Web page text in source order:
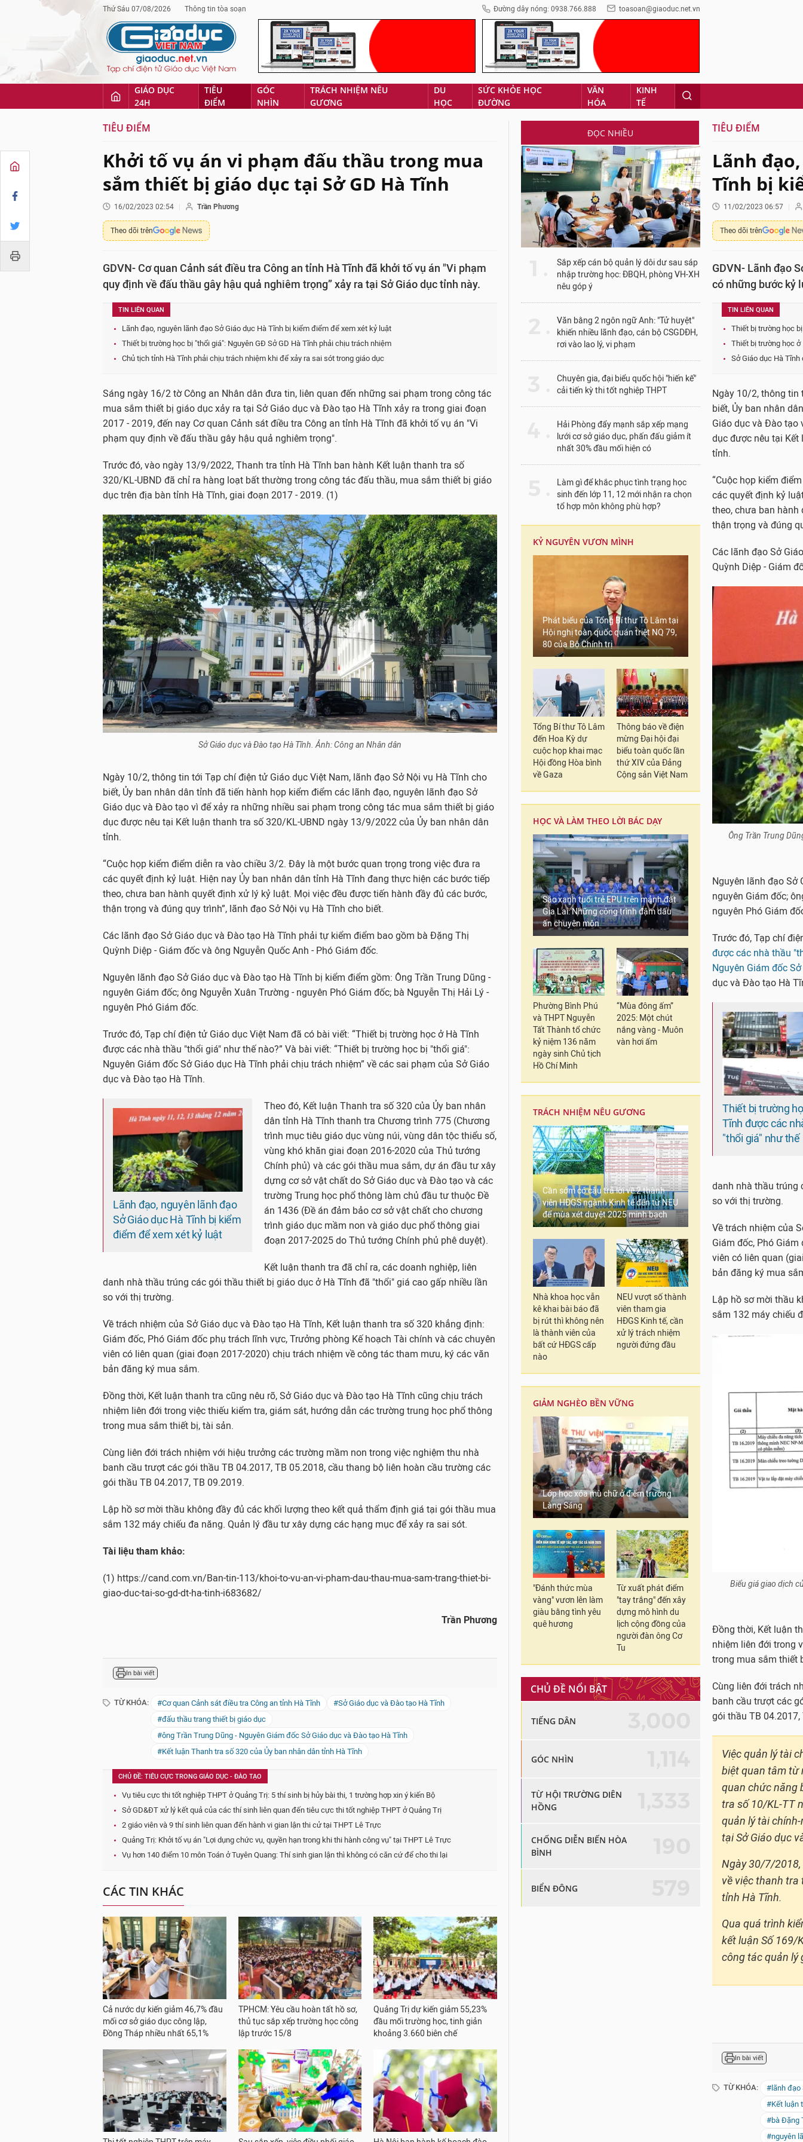
Thứ Sáu 07/08/2026 Thông tin tòa soạn Đường dây nóng: 0938.766.888 toasoan@giaoduc.net.vn
GIÁO DỤC
24H
TIÊU
ĐIỂM
GÓC
NHÌN
TRÁCH NHIỆM NÊU
GƯƠNG
DU
HỌC
SỨC KHỎE HỌC
ĐƯỜNG
VĂN
HÓA
KINH
TẾ
TIÊU ĐIỂM
Khởi tố vụ án vi phạm đấu thầu trong mua
sắm thiết bị giáo dục tại Sở GD Hà Tĩnh
16/02/2023 02:54 Trần Phương
Theo dõi trên
GDVN- Cơ quan Cảnh sát điều tra Công an tỉnh Hà Tĩnh đã khởi tố vụ án "Vi phạm
quy định về đấu thầu gây hậu quả nghiêm trọng” xảy ra tại Sở Giáo dục tỉnh này.
TIN LIÊN QUAN
Lãnh đạo, nguyên lãnh đạo Sở Giáo dục Hà Tĩnh bị kiểm điểm để xem xét kỷ luật
Thiết bị trường học bị "thổi giá": Nguyên GĐ Sở GD Hà Tĩnh phải chịu trách nhiệm
Chủ tịch tỉnh Hà Tĩnh phải chịu trách nhiệm khi để xảy ra sai sót trong giáo dục
Sáng ngày 16/2 tờ Công an Nhân dân đưa tin, liên quan đến những sai phạm trong công tác
mua sắm thiết bị giáo dục xảy ra tại Sở Giáo dục và Đào tạo Hà Tĩnh xảy ra trong giai đoạn
2017 - 2019, đến nay Cơ quan Cảnh sát điều tra Công an tỉnh Hà Tĩnh đã khởi tố vụ án "Vi
phạm quy định về đấu thầu gây hậu quả nghiêm trọng".
Trước đó, vào ngày 13/9/2022, Thanh tra tỉnh Hà Tĩnh ban hành Kết luận thanh tra số
320/KL-UBND đã chỉ ra hàng loạt bất thường trong công tác đấu thầu, mua sắm thiết bị giáo
dục trên địa bàn tỉnh Hà Tĩnh, giai đoạn 2017 - 2019. (1)
Sở Giáo dục và Đào tạo Hà Tĩnh. Ảnh: Công an Nhân dân
Ngày 10/2, thông tin tới Tạp chí điện tử Giáo dục Việt Nam, lãnh đạo Sở Nội vụ Hà Tĩnh cho
biết, Ủy ban nhân dân tỉnh đã tiến hành họp kiểm điểm các lãnh đạo, nguyên lãnh đạo Sở
Giáo dục và Đào tạo vì để xảy ra những nhiều sai phạm trong công tác mua sắm thiết bị giáo
dục được nêu tại Kết luận thanh tra số 320/KL-UBND ngày 13/9/2022 của Ủy ban nhân dân
tỉnh.
“Cuộc họp kiểm điểm diễn ra vào chiều 3/2. Đây là một bước quan trọng trong việc đưa ra
các quyết định kỷ luật. Hiện nay Ủy ban nhân dân tỉnh Hà Tĩnh đang thực hiện các bước tiếp
theo, chưa ban hành quyết định xử lý kỷ luật. Mọi việc đều được tiến hành đầy đủ các bước,
thận trọng và đúng quy trình”, lãnh đạo Sở Nội vụ Hà Tĩnh cho biết.
Các lãnh đạo Sở Giáo dục và Đào tạo Hà Tĩnh phải tự kiểm điểm bao gồm bà Đặng Thị
Quỳnh Diệp - Giám đốc và ông Nguyễn Quốc Anh - Phó Giám đốc.
Nguyên lãnh đạo Sở Giáo dục và Đào tạo Hà Tĩnh bị kiểm điểm gồm: Ông Trần Trung Dũng -
nguyên Giám đốc; ông Nguyễn Xuân Trường - nguyên Phó Giám đốc; bà Nguyễn Thị Hải Lý -
nguyên Phó Giám đốc.
Trước đó, Tạp chí điện tử Giáo dục Việt Nam đã có bài viết: “Thiết bị trường học ở Hà Tĩnh
được các nhà thầu "thổi giá" như thế nào?” Và bài viết: “Thiết bị trường học bị "thổi giá":
Nguyên Giám đốc Sở Giáo dục Hà Tĩnh phải chịu trách nhiệm” về các sai phạm của Sở Giáo
dục và Đào tạo Hà Tĩnh.
Lãnh đạo, nguyên lãnh đạo
Sở Giáo dục Hà Tĩnh bị kiểm
điểm để xem xét kỷ luật
Theo đó, Kết luận Thanh tra số 320 của Ủy ban nhân
dân tỉnh Hà Tĩnh thanh tra Chương trình 775 (Chương
trình mục tiêu giáo dục vùng núi, vùng dân tộc thiểu số,
vùng khó khăn giai đoạn 2016-2020 của Thủ tướng
Chính phủ) và các gói thầu mua sắm, dự án đầu tư xây
dựng cơ sở vật chất do Sở Giáo dục và Đào tạo và các
trường Trung học phổ thông làm chủ đầu tư thuộc Đề
án 1436 (Đề án đảm bảo cơ sở vật chất cho chương
trình giáo dục mầm non và giáo dục phổ thông giai
đoạn 2017-2025 do Thủ tướng Chính phủ phê duyệt).
Kết luận thanh tra đã chỉ ra, các doanh nghiệp, liên
danh nhà thầu trúng các gói thầu thiết bị giáo dục ở Hà Tĩnh đã "thổi" giá cao gấp nhiều lần
so với thị trường.
Về trách nhiệm của Sở Giáo dục và Đào tạo Hà Tĩnh, Kết luận thanh tra số 320 khẳng định:
Giám đốc, Phó Giám đốc phụ trách lĩnh vực, Trưởng phòng Kế hoạch Tài chính và các chuyên
viên có liên quan (giai đoạn 2017-2020) chịu trách nhiệm về công tác tham mưu, ký các văn
bản đăng ký mua sắm.
Đồng thời, Kết luận thanh tra cũng nêu rõ, Sở Giáo dục và Đào tạo Hà Tĩnh cũng chịu trách
nhiệm liên đới trong việc thiếu kiểm tra, giám sát, hướng dẫn các trường trung học phổ thông
trong mua sắm thiết bị, tài sản.
Cùng liên đới trách nhiệm với hiệu trưởng các trường mầm non trong việc nghiệm thu nhà
banh cầu trượt các gói thầu TB 04.2017, TB 05.2018, cầu thang bộ liên hoàn cầu trường các
gói thầu TB 04.2017, TB 09.2019.
Lập hồ sơ mời thầu không đầy đủ các khối lượng theo kết quả thẩm định giá tại gói thầu mua
sắm 132 máy chiếu đa năng. Quản lý đầu tư xây dựng các hạng mục để xảy ra sai sót.
Tài liệu tham khảo:
(1) https://cand.com.vn/Ban-tin-113/khoi-to-vu-an-vi-pham-dau-thau-mua-sam-trang-thiet-bi-
giao-duc-tai-so-gd-dt-ha-tinh-i683682/
Trần Phương
In bài viết
TỪ KHÓA: #Cơ quan Cảnh sát điều tra Công an tỉnh Hà Tĩnh
#Sở Giáo dục và Đào tạo Hà Tĩnh
#đấu thầu trang thiết bị giáo dục
#ông Trần Trung Dũng - Nguyên Giám đốc Sở Giáo dục và Đào tạo Hà Tĩnh
#Kết luận Thanh tra số 320 của Ủy ban nhân dân tỉnh Hà Tĩnh
CHỦ ĐỀ: TIÊU CỰC TRONG GIÁO DỤC - ĐÀO TẠO
Vụ tiêu cực thi tốt nghiệp THPT ở Quảng Trị: 5 thí sinh bị hủy bài thi, 1 trường hợp xin ý kiến Bộ
Sở GD&ĐT xử lý kết quả của các thí sinh liên quan đến tiêu cực thi tốt nghiệp THPT ở Quảng Trị
2 giáo viên và 9 thí sinh liên quan đến hành vi gian lận thi cử tại THPT Lê Trực
Quảng Trị: Khởi tố vụ án "Lợi dụng chức vụ, quyền hạn trong khi thi hành công vụ" tại THPT Lê Trực
Vụ hơn 140 điểm 10 môn Toán ở Tuyên Quang: Thí sinh gian lận thì không có căn cứ để cho thi lại
CÁC TIN KHÁC
Cả nước dự kiến giảm 46,7% đầu
mối cơ sở giáo dục công lập,
Đồng Tháp nhiều nhất 65,1%
TPHCM: Yêu cầu hoàn tất hồ sơ,
thủ tục sắp xếp trường học công
lập trước 15/8
Quảng Trị dự kiến giảm 55,23%
đầu mối trường học, tinh giản
khoảng 3.660 biên chế
ĐỌC NHIỀU
Sắp xếp cán bộ quản lý dôi dư sau sáp
nhập trường học: ĐBQH, phòng VH-XH
nêu góp ý
Văn bằng 2 ngôn ngữ Anh: "Tử huyệt"
khiến nhiều lãnh đạo, cán bộ CSGDĐH,
rơi vào lao lý, vi phạm
Chuyên gia, đại biểu quốc hội "hiến kế"
cải tiến kỳ thi tốt nghiệp THPT
Hải Phòng đẩy mạnh sắp xếp mạng
lưới cơ sở giáo dục, phấn đấu giảm ít
nhất 30% đầu mối hiện có
Làm gì để khắc phục tình trạng học
sinh đến lớp 11, 12 mới nhận ra chọn
tổ hợp môn không phù hợp?
KỶ NGUYÊN VƯƠN MÌNH
Phát biểu của Tổng Bí thư Tô Lâm tại
Hội nghị toàn quốc quán triệt NQ 79,
80 của Bộ Chính trị
Tổng Bí thư Tô Lâm
đến Hoa Kỳ dự
cuộc họp khai mạc
Hội đồng Hòa bình
về Gaza
Thông báo về điện
mừng Đại hội đại
biểu toàn quốc lần
thứ XIV của Đảng
Cộng sản Việt Nam
HỌC VÀ LÀM THEO LỜI BÁC DẠY
Sắc xanh tuổi trẻ EPU trên mảnh đất
Gia Lai: Những công trình đậm dấu
ấn chuyên môn
Phường Bình Phú
và THPT Nguyễn
Tất Thành tổ chức
kỷ niệm 136 năm
ngày sinh Chủ tịch
Hồ Chí Minh
“Mùa đông ấm”
2025: Một chút
nắng vàng - Muôn
vàn hơi ấm
TRÁCH NHIỆM NÊU GƯƠNG
Cần sớm có câu trả lời về 2 thành
viên HĐGS ngành Kinh tế đến từ NEU
để mùa xét duyệt 2025 minh bạch
Nhà khoa học vẫn
kê khai bài báo đã
bị rút thì không nên
là thành viên của
bất cứ HĐGS cấp
nào
NEU vượt số thành
viên tham gia
HĐGS Kinh tế, cần
xử lý trách nhiệm
người đứng đầu
GIẢM NGHÈO BỀN VỮNG
Lớp học xóa mù chữ ở điểm trường
Làng Sáng
"Đánh thức mùa
vàng" vươn lên làm
giàu bằng tình yêu
quê hương
Từ xuất phát điểm
"tay trắng" đến xây
dựng mô hình du
lịch cộng đồng của
người đàn ông Cơ
Tu
CHỦ ĐỀ NỔI BẬT
TIẾNG DÂN
GÓC NHÌN
TỪ HỘI TRƯỜNG DIÊN
HỒNG
CHỐNG DIỄN BIẾN HÒA
BÌNH
BIỂN ĐÔNG
TIÊU ĐIỂM
Lãnh
Tĩnh bị
11/02/2023 06:57
Theo dõi trên
GDVN- Lãnh đạo
có những bước kỷ
TIN LIÊN QUAN
Thiết bị trường học
Thiết bị trường học
Sở Giáo dục Hà
Ngày 10/2, thông tin
biết, Ủy ban nhân
Giáo dục và Đào tạo
dục được nêu tại
tỉnh.
“Cuộc họp kiểm
các quyết định kỷ
theo, chưa ban hành
thận trọng và đúng
Các lãnh đạo Sở
Quỳnh Diệp - Giám
Ông Trần Trung
Nguyên lãnh đạo Sở
nguyên Giám đốc;
nguyên Phó Giám
Trước đó, Tạp chí
được các nhà thầu
Nguyên Giám đốc
dục và Đào tạo Hà
Thiết bị trường
Tĩnh được các
"thổi giá" như thế
danh nhà thầu trúng
so với thị trường.
Về trách nhiệm của
Giám đốc, Phó
viên có liên quan
bản đăng ký mua
Lập hồ sơ mời thầu
sắm 132 máy chiếu
Biểu giá giao dịch
Đồng thời, Kết luận
nhiệm liên đới trong
trong mua sắm thiết
Cùng liên đới trách
banh cầu trượt các
gói thầu TB 04.2017,
Việc quản lý tài
biệt quan tâm từ
quan chức năng
tra số 10/KL-TT
quản lý tài
tại Sở Giáo dục
Ngày 30/7/2018,
về việc thanh tra
tỉnh Hà Tĩnh.
Qua quá trình
kết luận Số 169/
công tác quản lý
In bài viết
TỪ KHÓA:
#lãnh đạo
#Kết luận
#bà Đặng
#nguyên